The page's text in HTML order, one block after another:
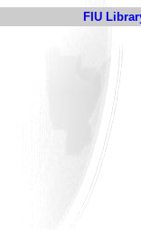
FIU